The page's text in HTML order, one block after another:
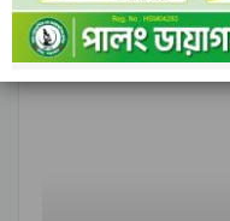
আন্তর্জাতিক